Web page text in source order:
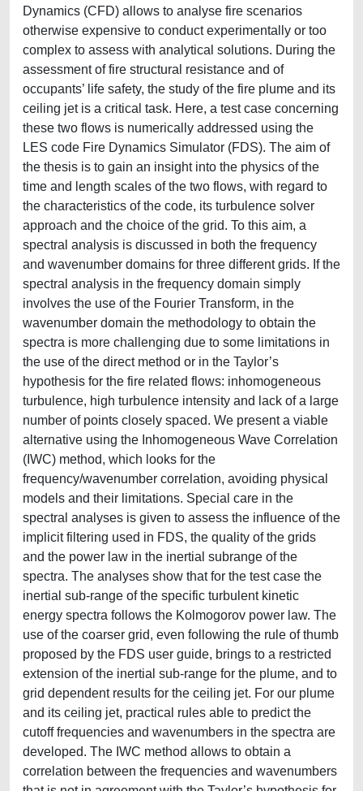
Dynamics (CFD) allows to analyse fire scenarios
otherwise expensive to conduct experimentally or too
complex to assess with analytical solutions. During the
assessment of fire structural resistance and of
occupants’ life safety, the study of the fire plume and its
ceiling jet is a critical task. Here, a test case concerning
these two flows is numerically addressed using the
LES code Fire Dynamics Simulator (FDS). The aim of
the thesis is to gain an insight into the physics of the
time and length scales of the two flows, with regard to
the characteristics of the code, its turbulence solver
approach and the choice of the grid. To this aim, a
spectral analysis is discussed in both the frequency
and wavenumber domains for three different grids. If the
spectral analysis in the frequency domain simply
involves the use of the Fourier Transform, in the
wavenumber domain the methodology to obtain the
spectra is more challenging due to some limitations in
the use of the direct method or in the Taylor’s
hypothesis for the fire related flows: inhomogeneous
turbulence, high turbulence intensity and lack of a large
number of points closely spaced. We present a viable
alternative using the Inhomogeneous Wave Correlation
(IWC) method, which looks for the
frequency/wavenumber correlation, avoiding physical
models and their limitations. Special care in the
spectral analyses is given to assess the influence of the
implicit filtering used in FDS, the quality of the grids
and the power law in the inertial subrange of the
spectra. The analyses show that for the test case the
inertial sub-range of the specific turbulent kinetic
energy spectra follows the Kolmogorov power law. The
use of the coarser grid, even following the rule of thumb
proposed by the FDS user guide, brings to a restricted
extension of the inertial sub-range for the plume, and to
grid dependent results for the ceiling jet. For our plume
and its ceiling jet, practical rules able to predict the
cutoff frequencies and wavenumbers in the spectra are
developed. The IWC method allows to obtain a
correlation between the frequencies and wavenumbers